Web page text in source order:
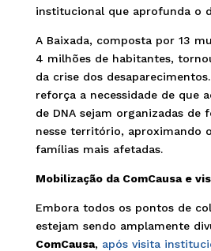
institucional que aprofunda o
A Baixada, composta por 13
4 milhões de habitantes,
da crise dos
reforça a necessidade de que
de DNA sejam organizadas de
nesse território, aproximando
famílias mais afetadas.
Mobilização da ComCausa e
Embora todos os pontos de
estejam sendo amplamente
ComCausa, após visita